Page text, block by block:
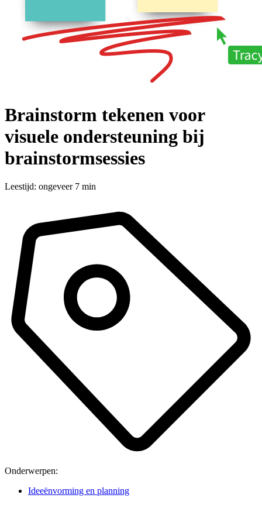
Brainstorm tekenen voor
visuele ondersteuning bij
brainstormsessies
Leestijd: ongeveer 7 min
Onderwerpen:
Ideeënvorming en planning